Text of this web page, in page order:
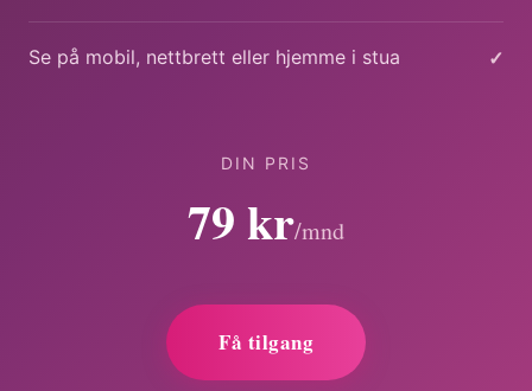
Se på mobil, nettbrett eller hjemme i stua ✓
DIN PRIS
79 kr/mnd
Få tilgang